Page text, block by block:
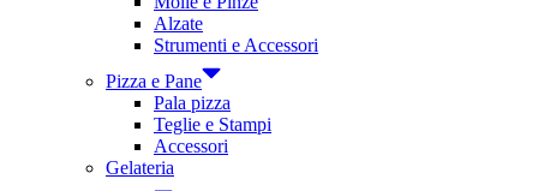
Alzate
Strumenti e Accessori
Pizza e Pane
Pala pizza
Teglie e Stampi
Accessori
Gelateria